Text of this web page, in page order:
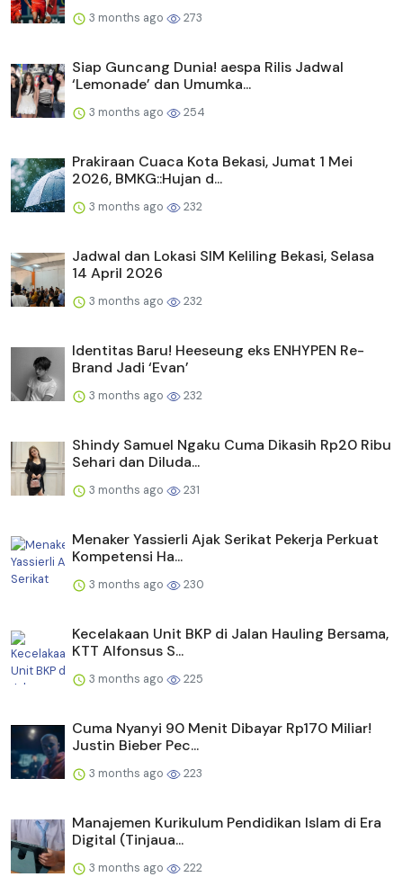
3 months ago 273
Siap Guncang Dunia! aespa Rilis Jadwal
‘Lemonade’ dan Umumka...
3 months ago 254
Prakiraan Cuaca Kota Bekasi, Jumat 1 Mei
2026, BMKG::Hujan d...
3 months ago 232
Jadwal dan Lokasi SIM Keliling Bekasi, Selasa
14 April 2026
3 months ago 232
Identitas Baru! Heeseung eks ENHYPEN Re-
Brand Jadi ‘Evan’
3 months ago 232
Shindy Samuel Ngaku Cuma Dikasih Rp20 Ribu
Sehari dan Diluda...
3 months ago 231
Menaker Yassierli Ajak Serikat Pekerja Perkuat
Kompetensi Ha...
3 months ago 230
Kecelakaan Unit BKP di Jalan Hauling Bersama,
KTT Alfonsus S...
3 months ago 225
Cuma Nyanyi 90 Menit Dibayar Rp170 Miliar!
Justin Bieber Pec...
3 months ago 223
Manajemen Kurikulum Pendidikan Islam di Era
Digital (Tinjaua...
3 months ago 222